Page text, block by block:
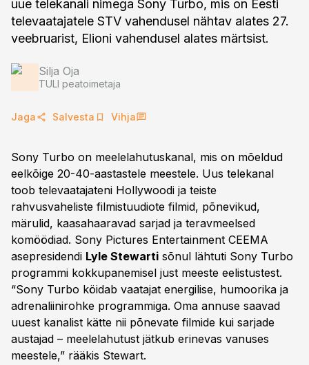
uue telekanali nimega Sony Turbo, mis on Eesti
televaatajatele STV vahendusel nähtav alates 27.
veebruarist, Elioni vahendusel alates märtsist.
Silja Oja
TULI peatoimetaja
Jaga Salvesta Vihja
Sony Turbo on meelelahutuskanal, mis on mõeldud
eelkõige 20-40-aastastele meestele. Uus telekanal
toob televaatajateni Hollywoodi ja teiste
rahvusvaheliste filmistuudiote filmid, põnevikud,
märulid, kaasahaaravad sarjad ja teravmeelsed
komöödiad. Sony Pictures Entertainment CEEMA
asepresidendi Lyle Stewarti sõnul lähtuti Sony Turbo
programmi kokkupanemisel just meeste eelistustest.
“Sony Turbo köidab vaatajat energilise, humoorika ja
adrenaliinirohke programmiga. Oma annuse saavad
uuest kanalist kätte nii põnevate filmide kui sarjade
austajad – meelelahutust jätkub erinevas vanuses
meestele,” rääkis Stewart.